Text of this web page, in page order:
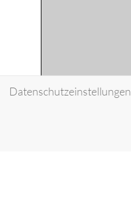
Datenschutzeinstellungen